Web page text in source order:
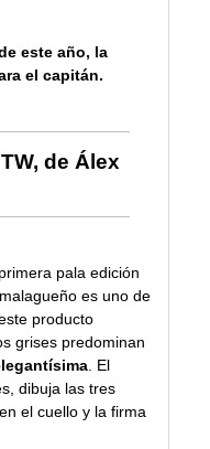
este año, la
el capitán.
de Álex
pala edición
es uno de
producto
grises predominan
. El
dibuja las tres
el cuello y la firma